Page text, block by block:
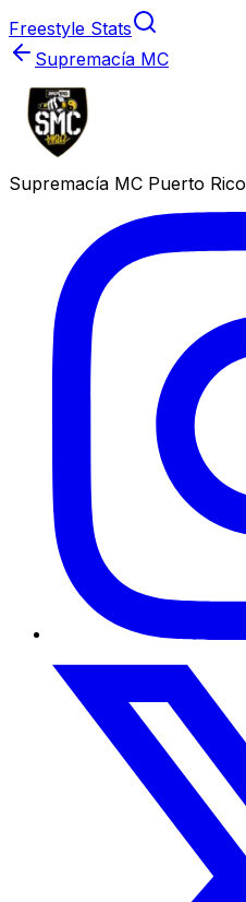
Freestyle Stats
Supremacía MC
Supremacía MC Puerto Rico